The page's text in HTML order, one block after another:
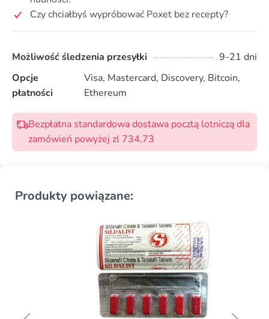
Czy chciałbyś wypróbować Poxet bez recepty?
Możliwość śledzenia przesyłki
9-21 dni
Opcje
płatności
Visa, Mastercard, Discovery, Bitcoin,
Ethereum
Bezpłatna standardowa dostawa pocztą lotniczą dla
zamówień powyżej zl 734,73
Produkty powiązane: